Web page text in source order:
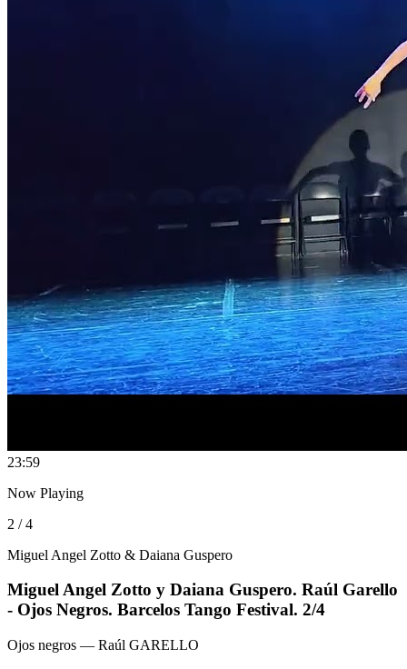
23:59
Now Playing
2 / 4
Miguel Angel Zotto & Daiana Guspero
Miguel Angel Zotto y Daiana Guspero. Raúl Garello
- Ojos Negros. Barcelos Tango Festival. 2/4
Ojos negros — Raúl GARELLO